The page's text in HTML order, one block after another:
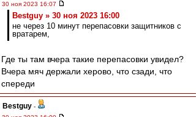
30 ноя 2023 16:07
Bestguy » 30 ноя 2023 16:00
не через 10 минут перепасовки защитников с
вратарем,
Где ты там вчера такие перепасовки увидел?
Вчера мяч держали херово, что сзади, что
спереди
Bestguy -